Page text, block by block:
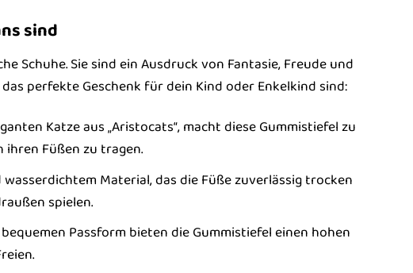
sind
Schuhe. Sie sind ein Ausdruck von Fantasie, Freude und
das perfekte Geschenk für dein Kind oder Enkelkind sind:
Katze aus „Aristocats“, macht diese Gummistiefel zu
ihren Füßen zu tragen.
Material, das die Füße zuverlässig trocken
spielen.
Passform bieten die Gummistiefel einen hohen